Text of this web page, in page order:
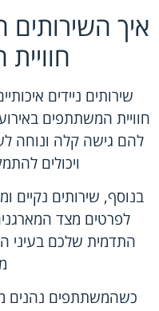
איך השירותים
שירותים ניידים
חוויית המשתתפים
להם גישה קלה ונוחה
ויכולים
בנוסף, שירותים נקיים
לפרטים מצד
התדמית שלכם בעיני
כשהמשתתפים נהנים